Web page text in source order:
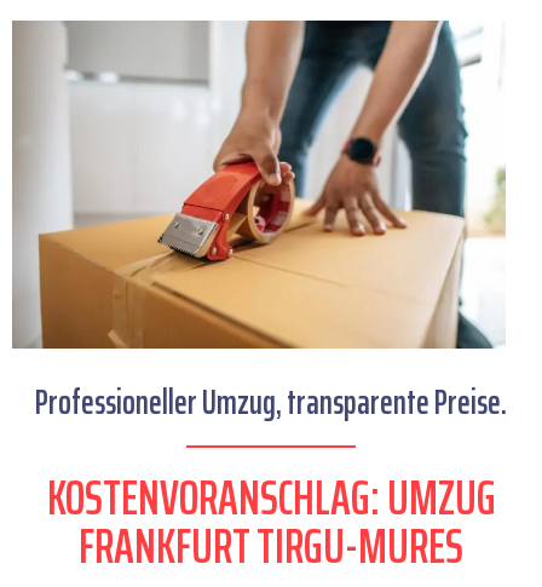
Professioneller Umzug, transparente Preise.
KOSTENVORANSCHLAG: UMZUG
FRANKFURT TIRGU-MURES